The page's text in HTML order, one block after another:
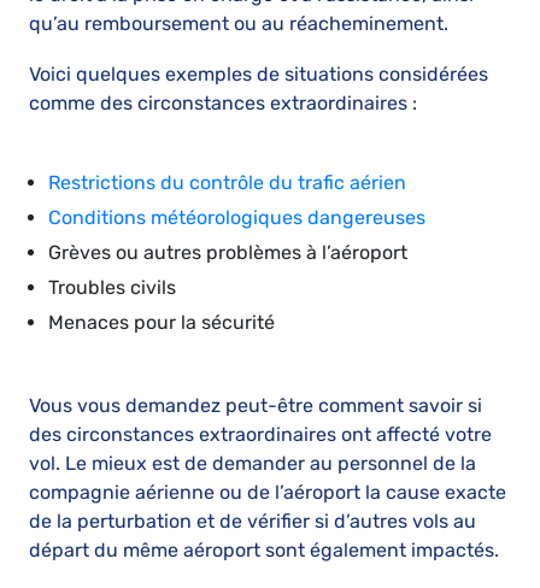
qu’au remboursement ou au réacheminement.
Voici quelques exemples de situations considérées
comme des circonstances extraordinaires :
Restrictions du contrôle du trafic aérien
Conditions météorologiques dangereuses
Grèves ou autres problèmes à l’aéroport
Troubles civils
Menaces pour la sécurité
Vous vous demandez peut-être comment savoir si
des circonstances extraordinaires ont affecté votre
vol. Le mieux est de demander au personnel de la
compagnie aérienne ou de l’aéroport la cause exacte
de la perturbation et de vérifier si d’autres vols au
départ du même aéroport sont également impactés.